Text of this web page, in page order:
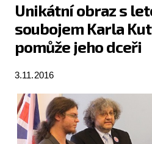
Unikátní obraz s
soubojem Karla
pomůže jeho dceři
3.11.2016
Flying
Články
Pro piloty
Série &